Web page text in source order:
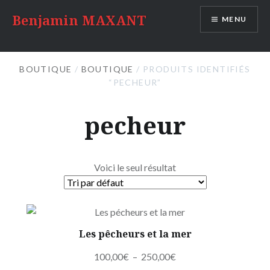
principal
Benjamin MAXANT MENU
BOUTIQUE / BOUTIQUE / PRODUITS IDENTIFIÉS
“PECHEUR”
pecheur
Voici le seul résultat
Les pêcheurs et la mer
100,00€ – 250,00€